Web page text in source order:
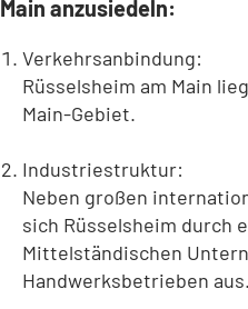
Main anzusiedeln:
Verkehrsanbindung:
Rüsselsheim am Main
Main-Gebiet.
Industriestruktur:
Neben großen
sich Rüsselsheim durch
Mittelständischen
Handwerksbetrieben aus.